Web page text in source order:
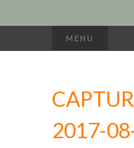
MENU
2017-